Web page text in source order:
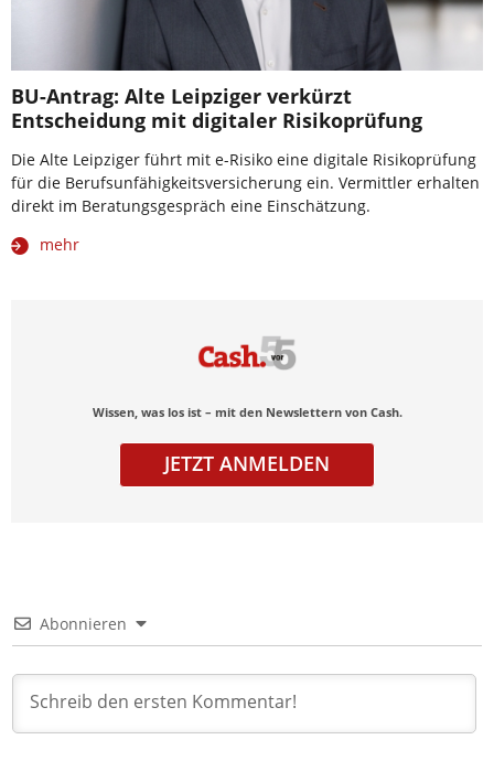
BU-Antrag: Alte Leipziger verkürzt
Entscheidung mit digitaler Risikoprüfung
Die Alte Leipziger führt mit e-Risiko eine digitale Risikoprüfung
für die Berufsunfähigkeitsversicherung ein. Vermittler erhalten
direkt im Beratungsgespräch eine Einschätzung.
mehr
Wissen, was los ist – mit den Newslettern von Cash.
JETZT ANMELDEN
Abonnieren